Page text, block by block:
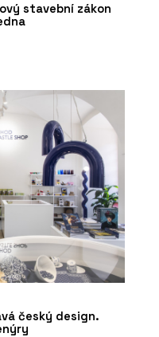
stavební zákon
český design.